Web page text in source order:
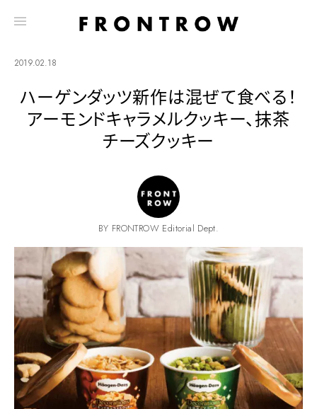
2019.02.18
ハーゲンダッツ新作は混ぜて食べる！
アーモンドキャラメルクッキー、抹茶
チーズクッキー
BY FRONTROW Editorial Dept.